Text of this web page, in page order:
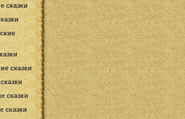
сказки
сказки
сказки
сказки